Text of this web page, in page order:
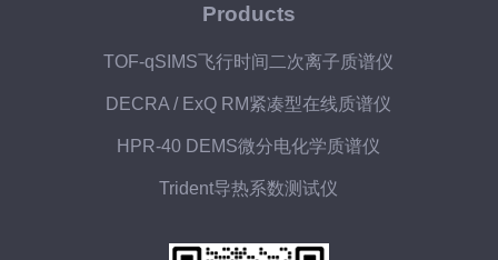
Products
TOF-qSIMS飞行时间二次离子质谱仪
DECRA / ExQ RM紧凑型在线质谱仪
HPR-40 DEMS微分电化学质谱仪
Trident导热系数测试仪